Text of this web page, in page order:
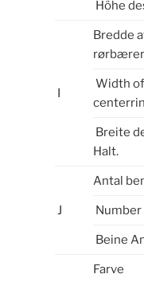
Höhe
I
Bredde
rørbærer
Width of
Breite
Halt.
J
Antal
Number
Beine
Farve